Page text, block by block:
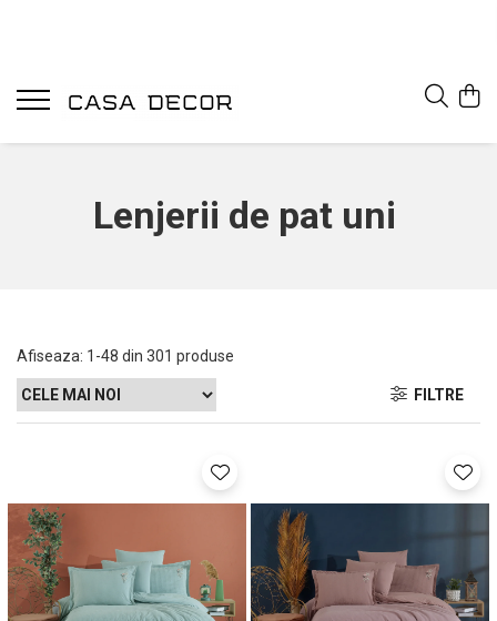
Lenjerii de pat uni
Afiseaza: 1-48 din 301 produse
FILTRE